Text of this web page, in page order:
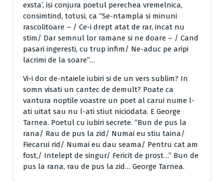
exsta’, isi conjura poetul perechea vremelnica,
consimtind, totusi, ca “Se-ntampla si minuni
rascolitoare – / Ce-i drept atat de rar, incat nu
stim/ Dar semnul lor ramane si ne doare – / Cand
pasari ingeresti, cu trup infim/ Ne-aduc pe aripi
lacrimi de la soare”…
Vi-i dor de-ntaiele iubiri si de un vers sublim? In
somn visati un cantec de demult? Poate ca
vantura noptile voastre un poet al carui nume l-
ati uitat sau nu l-ati stiut niciodata. E George
Tarnea. Poetul cu iubiri secrete. “Bun de pus la
rana/ Rau de pus la zid/ Numai eu stiu taina/
Fiecarui rid/ Numai eu dau seama/ Pentru cat am
fost,/ Intelept de singur/ Fericit de prost…” Bun de
pus la rana, rau de pus la zid… George Tarnea.